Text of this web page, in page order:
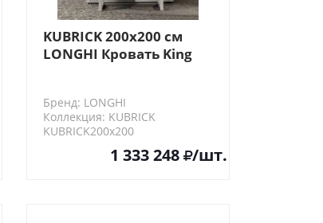
KUBRICK 200х200 см
LONGHI Кровать King
Бренд: LONGHI
Коллекция: KUBRICK
KUBRICK200х200
1 333 248 /шт.